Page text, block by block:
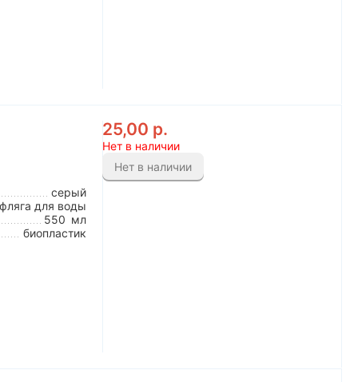
серый
фляга для воды
550 мл
биопластик
25,00 р.
Нет в наличии
Нет в наличии